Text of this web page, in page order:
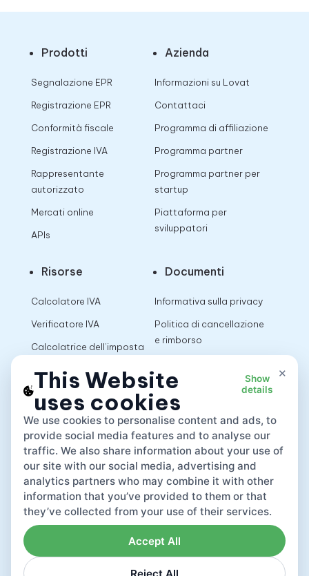
Prodotti
Segnalazione EPR
Registrazione EPR
Conformità fiscale
Registrazione IVA
Rappresentante
autorizzato
Mercati online
APIs
Azienda
Informazioni su Lovat
Contattaci
Programma di affiliazione
Programma partner
Programma partner per
startup
Piattaforma per
sviluppatori
Risorse
Calcolatore IVA
Verificatore IVA
Calcolatrice dell’imposta
Documenti
Informativa sulla privacy
Politica di cancellazione
e rimborso
App
×
This Website
uses cookies
Show
details
We use cookies to personalise content and ads, to
provide social media features and to analyse our
traffic. We also share information about your use of
our site with our social media, advertising and
analytics partners who may combine it with other
information that you’ve provided to them or that
they’ve collected from your use of their services.
Accept All